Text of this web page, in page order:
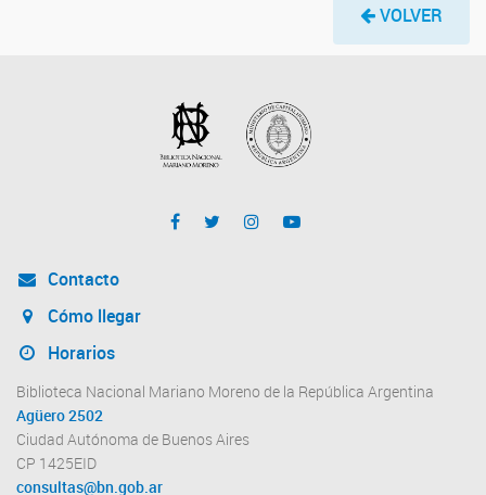
VOLVER
Contacto
Cómo llegar
Horarios
Biblioteca Nacional Mariano Moreno de la República Argentina
Agüero 2502
Ciudad Autónoma de Buenos Aires
CP 1425EID
consultas@bn.gob.ar